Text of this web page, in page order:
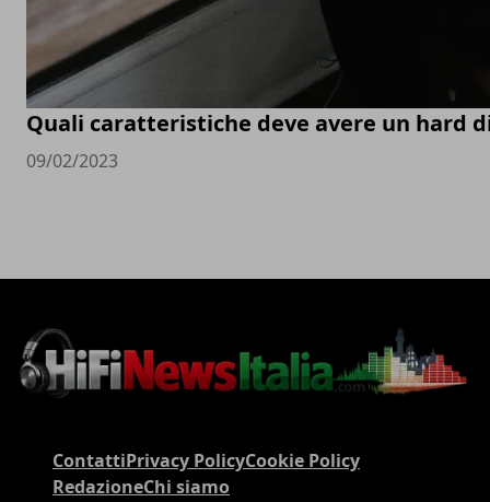
Quali caratteristiche deve avere un hard
09/02/2023
ContattiPrivacy PolicyCookie Policy
RedazioneChi siamo